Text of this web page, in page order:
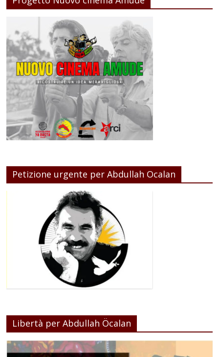
Petizione urgente per Abdullah Ocalan
Libertà per Abdullah Öcalan